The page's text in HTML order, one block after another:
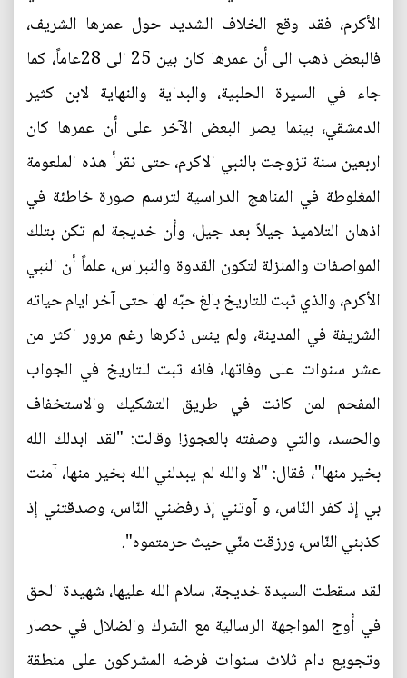
الأكرم، فقد وقع الخلاف الشديد حول عمرها الشريف،
فالبعض ذهب الى أن عمرها كان بين 25 الى 28عاماً، كما
جاء في السيرة الحلبية، والبداية والنهاية لابن كثير
الدمشقي، بينما يصر البعض الآخر على أن عمرها كان
اربعين سنة تزوجت بالنبي الاكرم، حتى نقرأ هذه الملعومة
المغلوطة في المناهج الدراسية لترسم صورة خاطئة في
اذهان التلاميذ جيلاً بعد جيل، وأن خديجة لم تكن بتلك
المواصفات والمنزلة لتكون القدوة والنبراس، علماً أن النبي
الأكرم، والذي ثبت للتاريخ بالغ حبّه لها حتى آخر ايام حياته
الشريفة في المدينة، ولم ينس ذكرها رغم مرور اكثر من
عشر سنوات على وفاتها، فانه ثبت للتاريخ في الجواب
المفحم لمن كانت في طريق التشكيك والاستخفاف
والحسد، والتي وصفته بالعجوز! وقالت: "لقد ابدلك الله
بخير منها"، فقال: "لا والله لم يبدلني الله بخير منها، آمنت
بي إذ كفر النّاس، و آوتني إذ رفضني النّاس، وصدقتني إذ
كذبني النّاس، ورزقت منّي حيث حرمتموه".
لقد سقطت السيدة خديجة، سلام الله عليها، شهيدة الحق
في أوج المواجهة الرسالية مع الشرك والضلال في حصار
وتجويع دام ثلاث سنوات فرضه المشركون على منطقة